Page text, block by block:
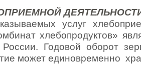
услуг
хлебопродуктов»
России. Годовой оборот
может единовременно